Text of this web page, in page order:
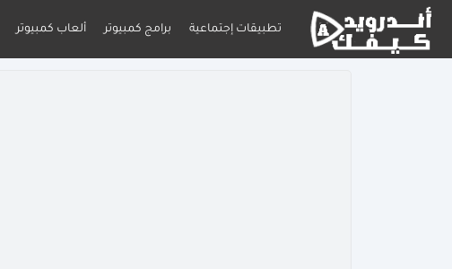
تطبيقات إجتماعية برامج كمبيوتر ألعاب كمبيوتر